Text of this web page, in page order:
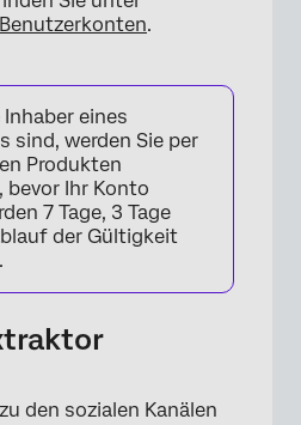
.
Inhaber eines
sind, werden Sie per
Produkten
, bevor Ihr Konto
7 Tage, 3 Tage
der Gültigkeit
den sozialen Kanälen